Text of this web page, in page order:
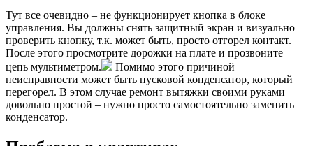
Тут все очевидно – не функционирует кнопка в блоке
управления. Вы должны снять защитный экран и визуально
проверить кнопку, т.к. может быть, просто отгорел контакт.
После этого просмотрите дорожки на плате и прозвоните
цепь мультиметром.
Помимо этого причиной
неисправности может быть пусковой конденсатор, который
перегорел. В этом случае ремонт вытяжки своими руками
довольно простой – нужно просто самостоятельно заменить
конденсатор.